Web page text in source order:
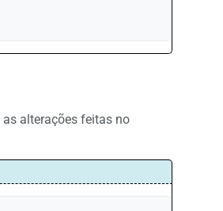
alterações feitas no